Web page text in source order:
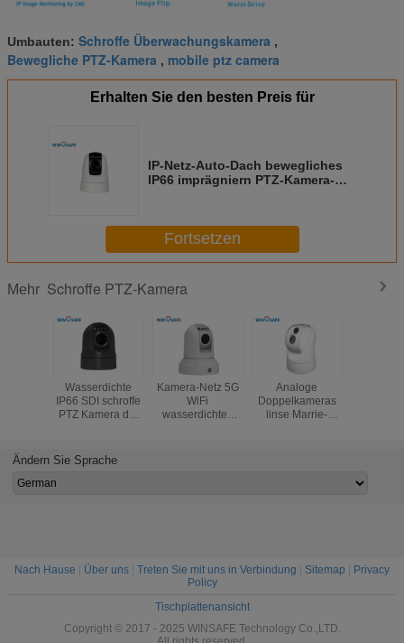
Umbauten: Schroffe Überwachungskamera ,
Bewegliche PTZ-Kamera , mobile ptz camera
Erhalten Sie den besten Preis für
IP-Netz-Auto-Dach bewegliches
IP66 imprägniern PTZ-Kamera-
Fortsetzen
Mehr Schroffe PTZ-Kamera
Wasserdichte
IP66 SDI schroffe
PTZ Kamera der
Entsprechungs-
Kamera-Netz 5G
WiFi
wasserdichtes
Analoge
Doppelkameras
linse Marrie-
Ändern Sie Sprache
Nach Hause Über uns Treten Sie mit uns in Verbindung Sitemap
Privacy
Policy
Tischplattenansicht
Copyright © 2017 - 2025 WINSAFE Technology Co.,LTD.